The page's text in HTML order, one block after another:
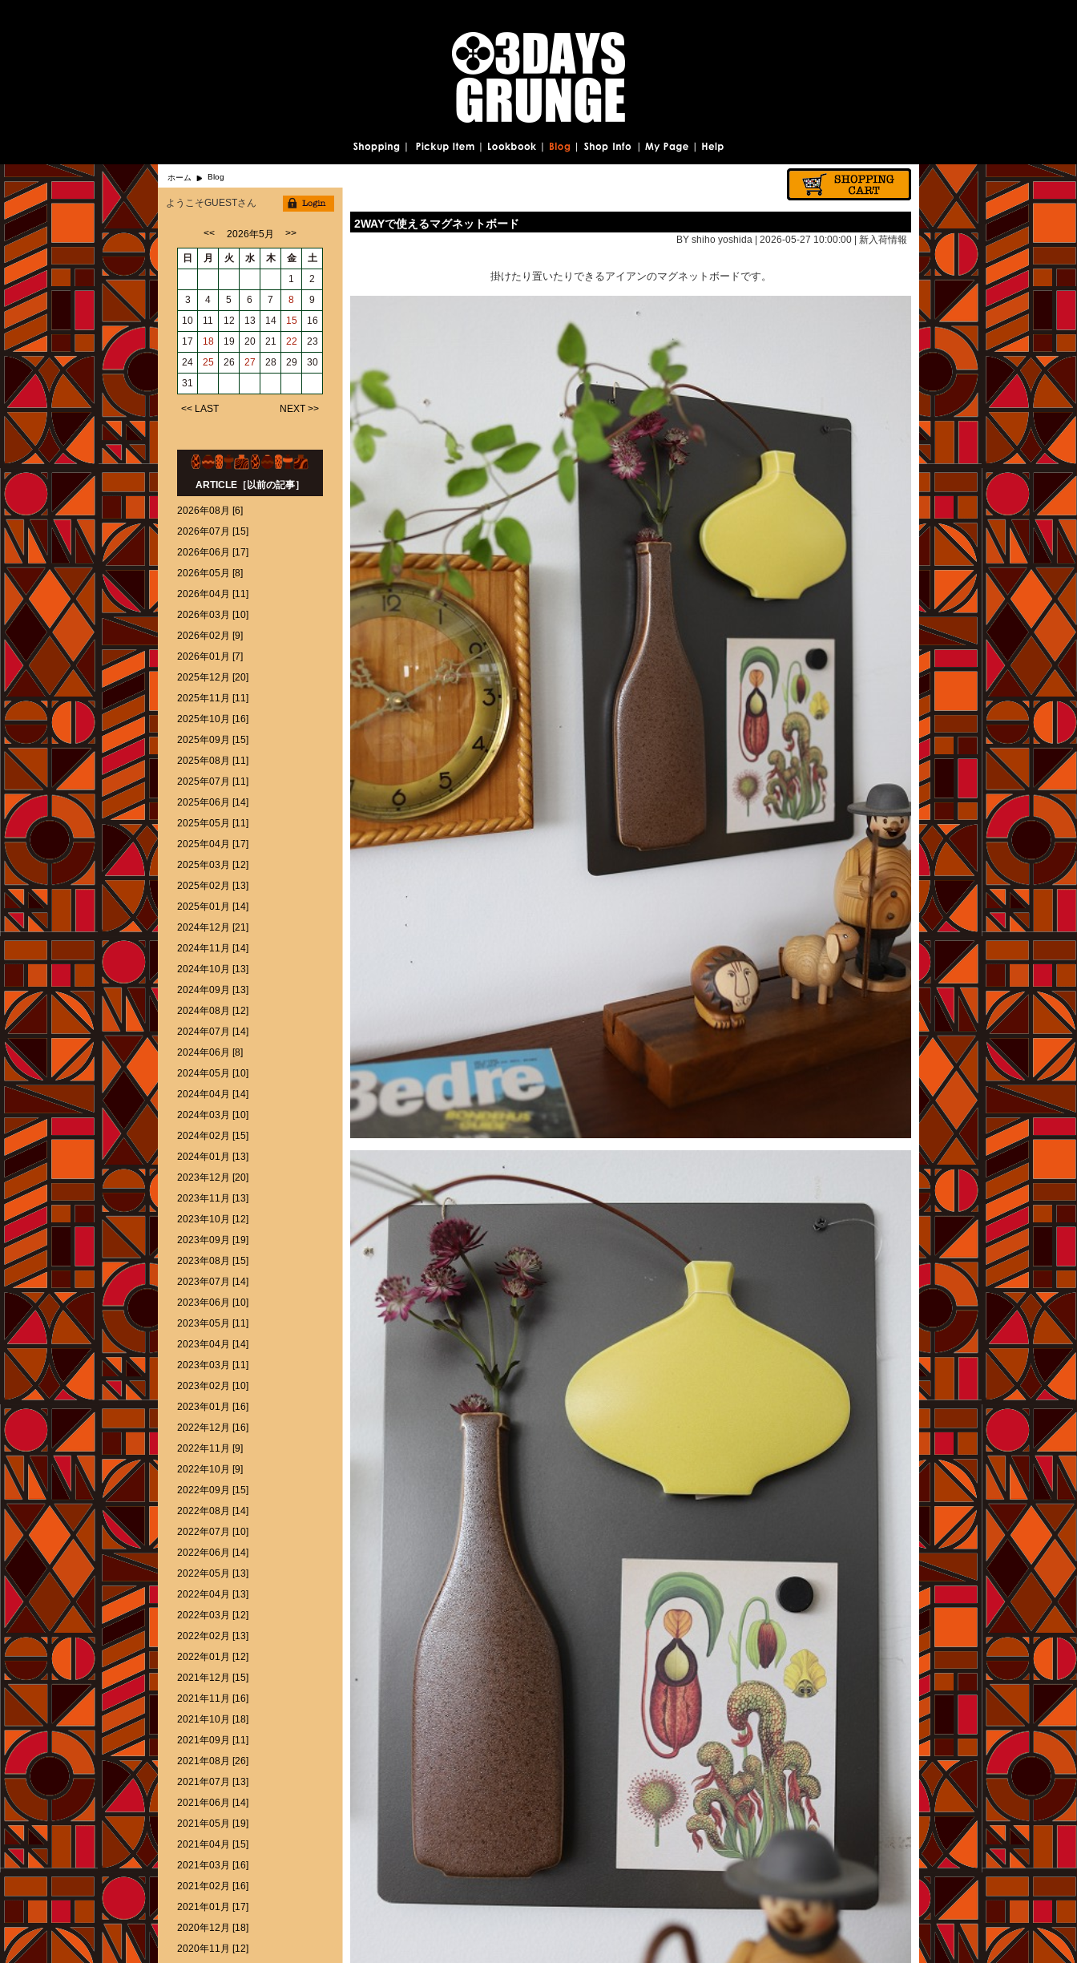
ホーム Blog
2WAYで使えるマグネットボード
BY shiho yoshida | 2026-05-27 10:00:00 | 新入荷情報
掛けたり置いたりできるアイアンのマグネットボードです。
ようこそGUESTさん
<< 2026年5月 >>
日 月 火 水 木 金
土
1
2
3
4 5 6 7 8
9
10
11 12 13 14 15
16
17
18 19 20 21 22
23
24
25 26 27 28 29
30
31
<< LAST NEXT >>
ARTICLE［以前の記事］
2026年08月 [6]
2026年07月 [15]
2026年06月 [17]
2026年05月 [8]
2026年04月 [11]
2026年03月 [10]
2026年02月 [9]
2026年01月 [7]
2025年12月 [20]
2025年11月 [11]
2025年10月 [16]
2025年09月 [15]
2025年08月 [11]
2025年07月 [11]
2025年06月 [14]
2025年05月 [11]
2025年04月 [17]
2025年03月 [12]
2025年02月 [13]
2025年01月 [14]
2024年12月 [21]
2024年11月 [14]
2024年10月 [13]
2024年09月 [13]
2024年08月 [12]
2024年07月 [14]
2024年06月 [8]
2024年05月 [10]
2024年04月 [14]
2024年03月 [10]
2024年02月 [15]
2024年01月 [13]
2023年12月 [20]
2023年11月 [13]
2023年10月 [12]
2023年09月 [19]
2023年08月 [15]
2023年07月 [14]
2023年06月 [10]
2023年05月 [11]
2023年04月 [14]
2023年03月 [11]
2023年02月 [10]
2023年01月 [16]
2022年12月 [16]
2022年11月 [9]
2022年10月 [9]
2022年09月 [15]
2022年08月 [14]
2022年07月 [10]
2022年06月 [14]
2022年05月 [13]
2022年04月 [13]
2022年03月 [12]
2022年02月 [13]
2022年01月 [12]
2021年12月 [15]
2021年11月 [16]
2021年10月 [18]
2021年09月 [11]
2021年08月 [26]
2021年07月 [13]
2021年06月 [14]
2021年05月 [19]
2021年04月 [15]
2021年03月 [16]
2021年02月 [16]
2021年01月 [17]
2020年12月 [18]
2020年11月 [12]